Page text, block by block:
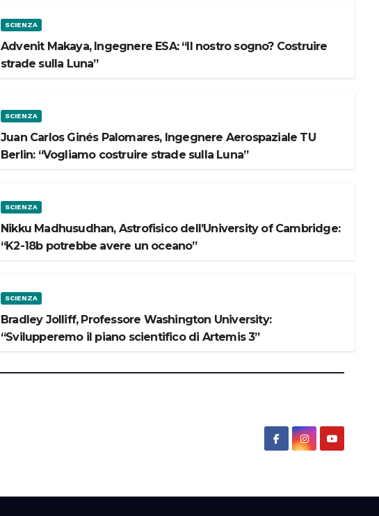
SCIENZA
Advenit Makaya, Ingegnere ESA: “Il nostro sogno? Costruire
strade sulla Luna”
SCIENZA
Juan Carlos Ginés Palomares, Ingegnere Aerospaziale TU
Berlin: “Vogliamo costruire strade sulla Luna”
SCIENZA
Nikku Madhusudhan, Astrofisico dell’University of Cambridge:
“K2-18b potrebbe avere un oceano”
SCIENZA
Bradley Jolliff, Professore Washington University:
“Svilupperemo il piano scientifico di Artemis 3”